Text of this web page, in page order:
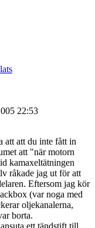
22:53
att att du inte fått in
att "när motorn
kamaxeltätningen
råkade jag ut för att
Eftersom jag kör
(var noga med
oljekanalerna,
borta.
ett tändstift till